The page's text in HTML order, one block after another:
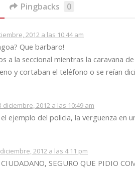
Pingbacks 0
2012 a las 10:44 am
Que barbaro!
a la seccional mientras la caravana
y cortaban el teléfono o se reían
diciembre, 2012 a las 10:49 am
ejemplo del policia, la verguenza en
2012 a las 4:11 pm
SEGURO QUE PIDIO